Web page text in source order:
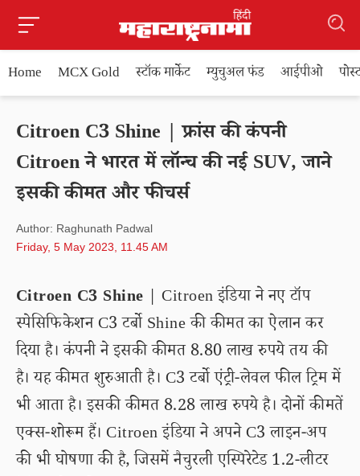
Home MCX Gold स्टॉक मार्केट म्युचुअल फंड आईपीओ
Citroen C3 Shine | फ्रांस की कंपनी
Citroen ने भारत में लॉन्च की नई SUV, जाने
इसकी कीमत और फीचर्स
Author: Raghunath Padwal
Friday, 5 May 2023, 11.45 AM
Citroen C3 Shine | Citroen इंडिया ने नए टॉप
स्पेसिफिकेशन C3 टर्बो Shine की कीमत का ऐलान कर
दिया है। कंपनी ने इसकी कीमत 8.80 लाख रुपये तय की
है। यह कीमत शुरुआती है। C3 टर्बो एंट्री-लेवल फील ट्रिम में
भी आता है। इसकी कीमत 8.28 लाख रुपये है। दोनों कीमतें
एक्स-शोरूम हैं। Citroen इंडिया ने अपने C3 लाइन-अप
की भी घोषणा की है, जिसमें नैचुरली एस्पिरेटेड 1.2-लीटर